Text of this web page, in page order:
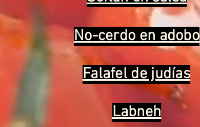
No-cerdo en adobo
Falafel de judías
Labneh